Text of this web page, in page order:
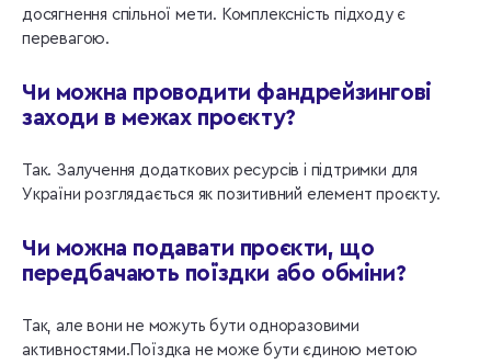
досягнення спільної мети. Комплексність підходу є
перевагою.
Чи можна проводити фандрейзингові
заходи в межах проєкту?
Так. Залучення додаткових ресурсів і підтримки для
України розглядається як позитивний елемент проєкту.
Чи можна подавати проєкти, що
передбачають поїздки або обміни?
Так, але вони не можуть бути одноразовими
активностями.Поїздка не може бути єдиною метою